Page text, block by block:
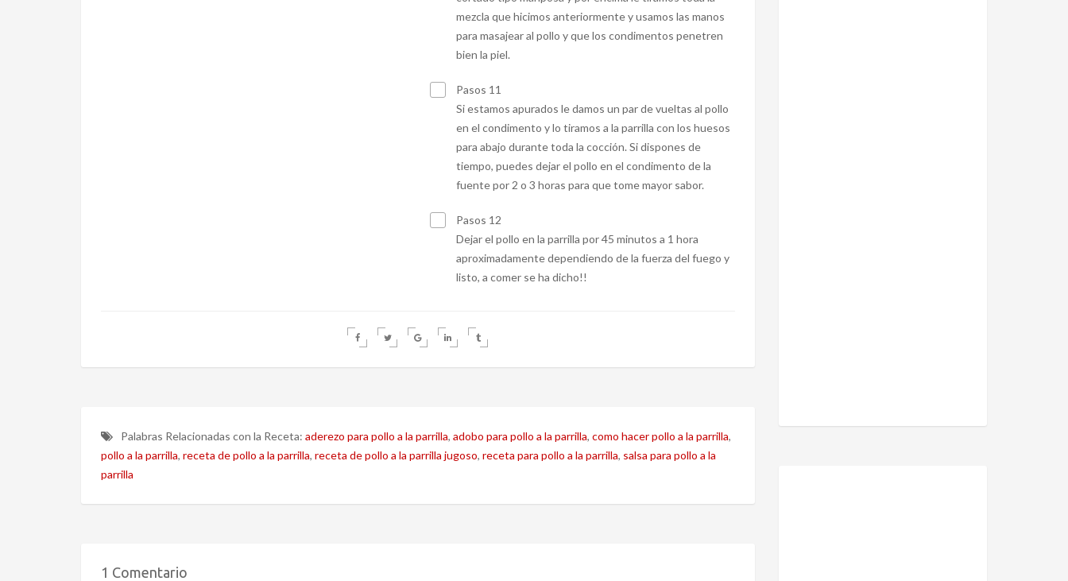
mezcla que hicimos anteriormente y usamos las manos
para masajear al pollo y que los condimentos penetren
bien la piel.
Pasos 11
Si estamos apurados le damos un par de vueltas al pollo
en el condimento y lo tiramos a la parrilla con los huesos
para abajo durante toda la cocción. Si dispones de
tiempo, puedes dejar el pollo en el condimento de la
fuente por 2 o 3 horas para que tome mayor sabor.
Pasos 12
Dejar el pollo en la parrilla por 45 minutos a 1 hora
aproximadamente dependiendo de la fuerza del fuego y
listo, a comer se ha dicho!!
Palabras Relacionadas con la Receta: aderezo para pollo a la parrilla, adobo para pollo a la parrilla, como hacer pollo a la parrilla,
pollo a la parrilla, receta de pollo a la parrilla, receta de pollo a la parrilla jugoso, receta para pollo a la parrilla, salsa para pollo a la
parrilla
1 Comentario